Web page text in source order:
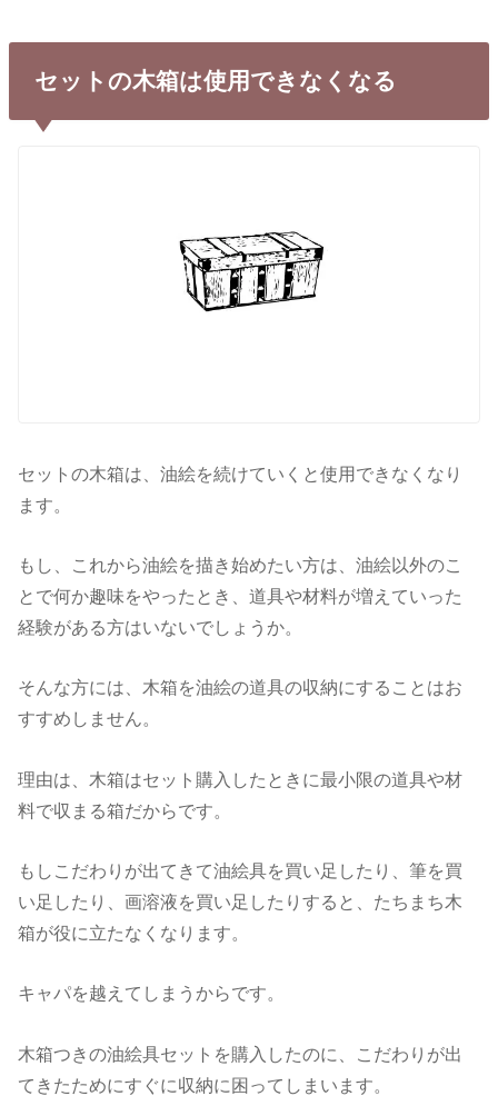
セットの木箱は使用できなくなる
セットの木箱は、油絵を続けていくと使用できなくなり
ます。
もし、これから油絵を描き始めたい方は、油絵以外のこ
とで何か趣味をやったとき、道具や材料が増えていった
経験がある方はいないでしょうか。
そんな方には、木箱を油絵の道具の収納にすることはお
すすめしません。
理由は、木箱はセット購入したときに最小限の道具や材
料で収まる箱だからです。
もしこだわりが出てきて油絵具を買い足したり、筆を買
い足したり、画溶液を買い足したりすると、たちまち木
箱が役に立たなくなります。
キャパを越えてしまうからです。
木箱つきの油絵具セットを購入したのに、こだわりが出
てきたためにすぐに収納に困ってしまいます。